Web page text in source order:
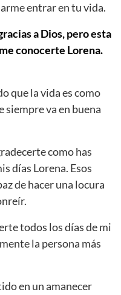
entrar en tu vida.
a Dios, pero esta
conocerte Lorena.
que la vida es como
siempre va en buena
como has
días Lorena. Esos
de hacer una locura
todos los días de mi
la persona más
en un amanecer